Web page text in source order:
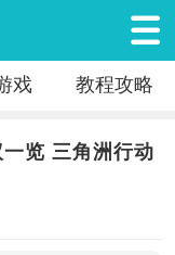
戏 教程攻略
览 三角洲行动